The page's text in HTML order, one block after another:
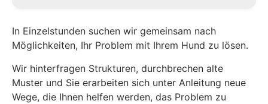
In Einzelstunden suchen wir gemeinsam nach
Möglichkeiten, Ihr Problem mit Ihrem Hund zu lösen.
Wir hinterfragen Strukturen, durchbrechen alte
Muster und Sie erarbeiten sich unter Anleitung neue
Wege, die Ihnen helfen werden, das Problem zu